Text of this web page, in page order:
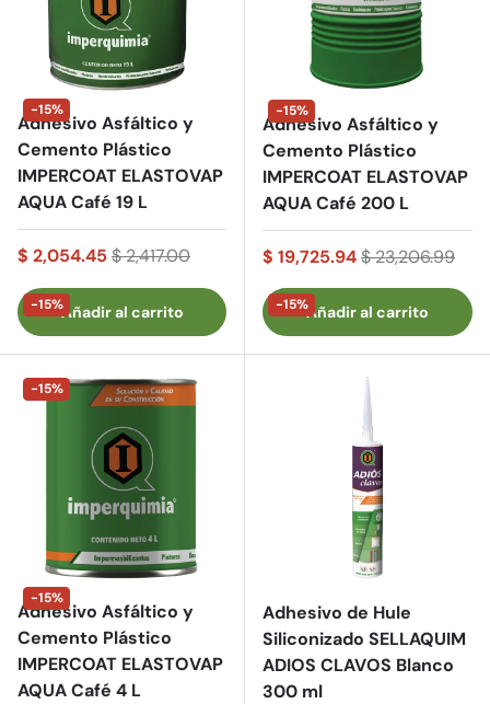
Adhesivo Asfáltico y
Cemento Plástico
IMPERCOAT ELASTOVAP
AQUA Café 19 L
$ 2,054.45 $ 2,417.00
Añadir al carrito
-15%
-15%
Adhesivo Asfáltico y
Cemento Plástico
IMPERCOAT ELASTOVAP
AQUA Café 200 L
$ 19,725.94$ 23,206.99
Añadir al carrito
-15%
-15%
-15%
Adhesivo Asfáltico y
Cemento Plástico
IMPERCOAT ELASTOVAP
AQUA Café 4 L
-15%
Adhesivo de Hule
Siliconizado SELLAQUIM
ADIOS CLAVOS Blanco
300 ml